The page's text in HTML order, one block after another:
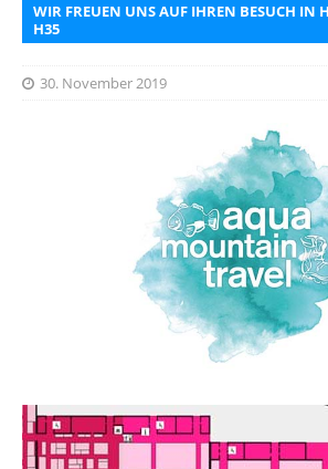
WIR FREUEN UNS AUF IHREN BESUCH IN
H35
30. November 2019